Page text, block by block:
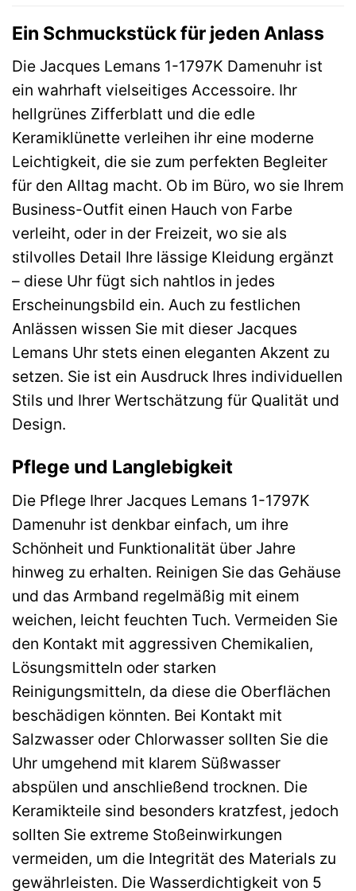
Ein Schmuckstück für jeden Anlass
Die Jacques Lemans 1-1797K Damenuhr ist
ein wahrhaft vielseitiges Accessoire. Ihr
hellgrünes Zifferblatt und die edle
Keramiklünette verleihen ihr eine moderne
Leichtigkeit, die sie zum perfekten Begleiter
für den Alltag macht. Ob im Büro, wo sie Ihrem
Business-Outfit einen Hauch von Farbe
verleiht, oder in der Freizeit, wo sie als
stilvolles Detail Ihre lässige Kleidung ergänzt
– diese Uhr fügt sich nahtlos in jedes
Erscheinungsbild ein. Auch zu festlichen
Anlässen wissen Sie mit dieser Jacques
Lemans Uhr stets einen eleganten Akzent zu
setzen. Sie ist ein Ausdruck Ihres individuellen
Stils und Ihrer Wertschätzung für Qualität und
Design.
Pflege und Langlebigkeit
Die Pflege Ihrer Jacques Lemans 1-1797K
Damenuhr ist denkbar einfach, um ihre
Schönheit und Funktionalität über Jahre
hinweg zu erhalten. Reinigen Sie das Gehäuse
und das Armband regelmäßig mit einem
weichen, leicht feuchten Tuch. Vermeiden Sie
den Kontakt mit aggressiven Chemikalien,
Lösungsmitteln oder starken
Reinigungsmitteln, da diese die Oberflächen
beschädigen könnten. Bei Kontakt mit
Salzwasser oder Chlorwasser sollten Sie die
Uhr umgehend mit klarem Süßwasser
abspülen und anschließend trocknen. Die
Keramikteile sind besonders kratzfest, jedoch
sollten Sie extreme Stoßeinwirkungen
vermeiden, um die Integrität des Materials zu
gewährleisten. Die Wasserdichtigkeit von 5